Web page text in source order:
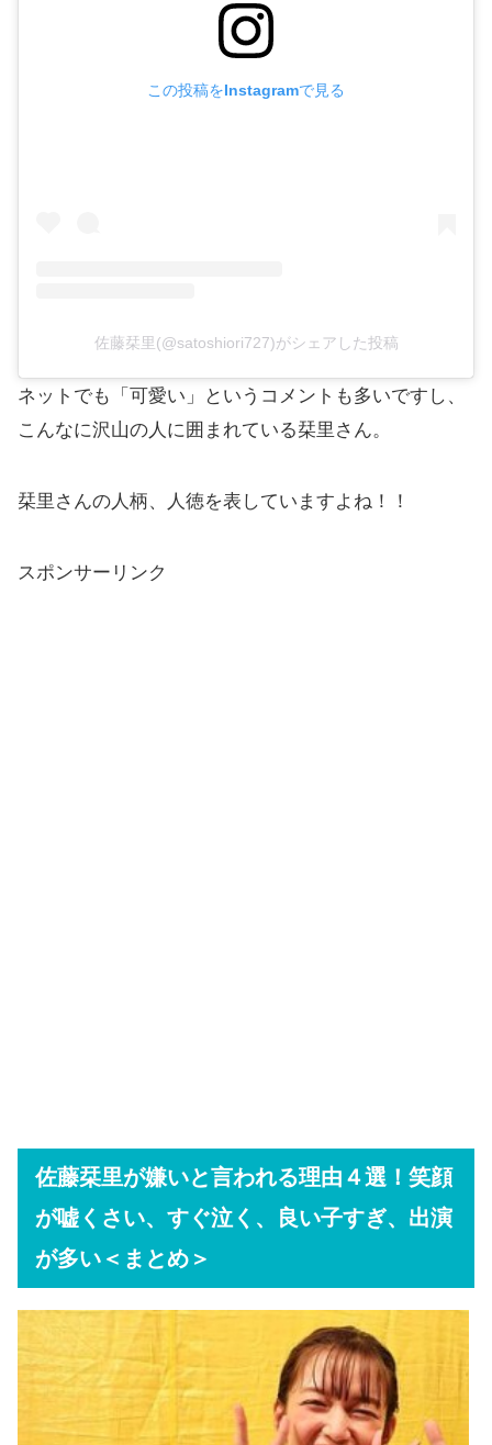
この投稿をInstagramで見る
佐藤栞里(@satoshiori727)がシェアした投稿
ネットでも「可愛い」というコメントも多いですし、
こんなに沢山の人に囲まれている栞里さん。
栞里さんの人柄、人徳を表していますよね！！
スポンサーリンク
佐藤栞里が嫌いと言われる理由４選！笑顔
が嘘くさい、すぐ泣く、良い子すぎ、出演
が多い＜まとめ＞